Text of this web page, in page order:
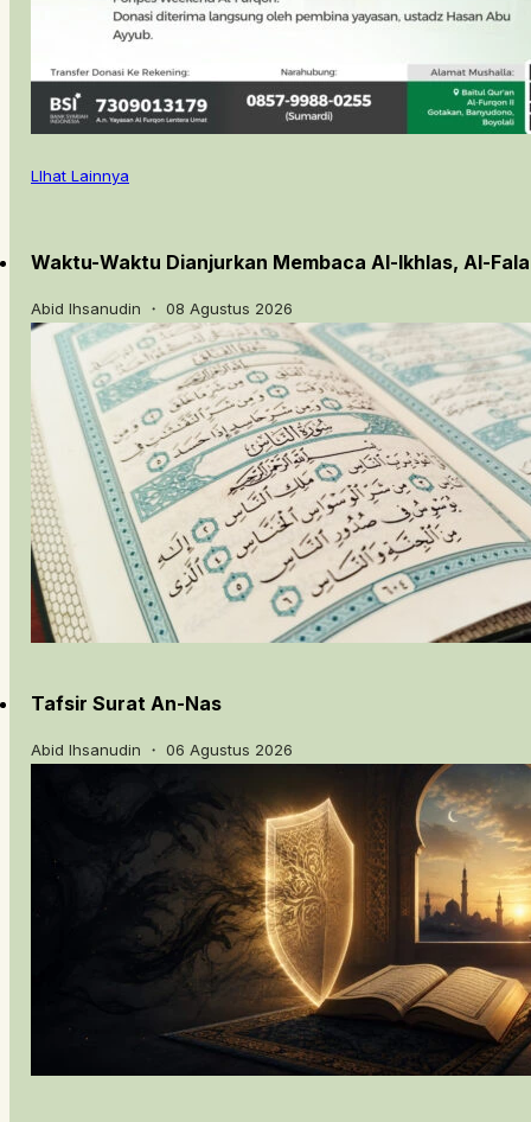
LIhat Lainnya
Waktu-Waktu Dianjurkan Membaca Al-Ikhlas, Al-
Abid Ihsanudin ・ 08 Agustus 2026
Tafsir Surat An-Nas
Abid Ihsanudin ・ 06 Agustus 2026